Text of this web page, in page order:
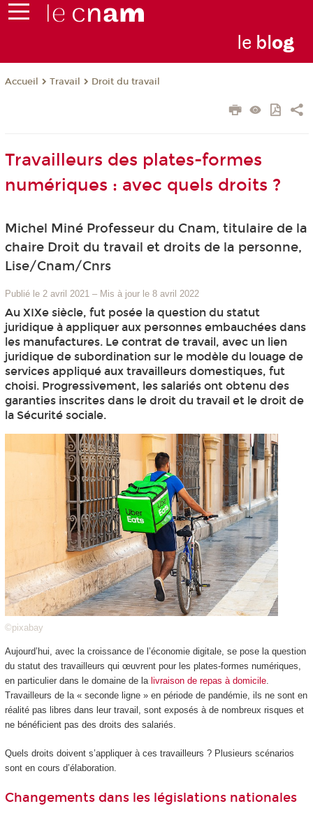
le blog
Accueil Travail Droit du travail
Travailleurs des plates-formes
numériques : avec quels droits ?
Michel Miné Professeur du Cnam, titulaire de la
chaire Droit du travail et droits de la personne,
Lise/Cnam/Cnrs
Publié le 2 avril 2021 – Mis à jour le 8 avril 2022
Au XIXe siècle, fut posée la question du statut
juridique à appliquer aux personnes embauchées dans
les manufactures. Le contrat de travail, avec un lien
juridique de subordination sur le modèle du louage de
services appliqué aux travailleurs domestiques, fut
choisi. Progressivement, les salariés ont obtenu des
garanties inscrites dans le droit du travail et le droit de
la Sécurité sociale.
©pixabay
Aujourd’hui, avec la croissance de l’économie digitale, se pose la question
du statut des travailleurs qui œuvrent pour les plates-formes numériques,
en particulier dans le domaine de la livraison de repas à domicile.
Travailleurs de la « seconde ligne » en période de pandémie, ils ne sont en
réalité pas libres dans leur travail, sont exposés à de nombreux risques et
ne bénéficient pas des droits des salariés.
Quels droits doivent s’appliquer à ces travailleurs ? Plusieurs scénarios
sont en cours d’élaboration.
Changements dans les législations nationales